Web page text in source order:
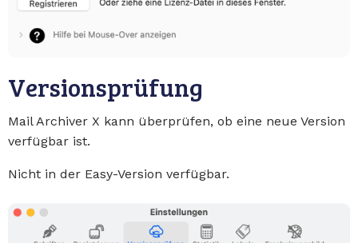
Versionsprüfung
Mail Archiver X kann überprüfen, ob eine neue Version
verfügbar ist.
Nicht in der Easy-Version verfügbar.